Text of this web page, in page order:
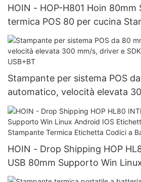
HOIN - HOP-H801 Hoin 80mm
termica POS 80 per cucina
allarme da cucina da 80 mm
Stampante per sistema POS
automatico, velocità elevata
SDK gratuiti, interfaccia
HOIN - Drop Shipping HOP
USB 80mm Supporto Win
Etichetta Codici a Barre